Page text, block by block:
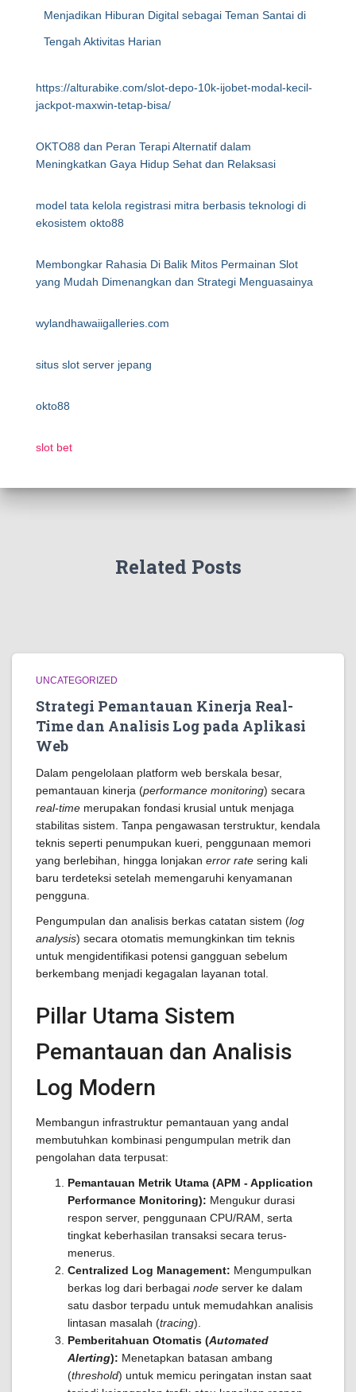
Menjadikan Hiburan Digital sebagai Teman Santai di
Tengah Aktivitas Harian
https://alturabike.com/slot-depo-10k-ijobet-modal-kecil-
jackpot-maxwin-tetap-bisa/
OKTO88 dan Peran Terapi Alternatif dalam
Meningkatkan Gaya Hidup Sehat dan Relaksasi
model tata kelola registrasi mitra berbasis teknologi di
ekosistem okto88
Membongkar Rahasia Di Balik Mitos Permainan Slot
yang Mudah Dimenangkan dan Strategi Menguasainya
wylandhawaiigalleries.com
situs slot server jepang
okto88
slot bet
Related Posts
UNCATEGORIZED
Strategi Pemantauan Kinerja Real-
Time dan Analisis Log pada Aplikasi
Web
Dalam pengelolaan platform web berskala besar,
pemantauan kinerja (performance monitoring) secara
real-time merupakan fondasi krusial untuk menjaga
stabilitas sistem. Tanpa pengawasan terstruktur, kendala
teknis seperti penumpukan kueri, penggunaan memori
yang berlebihan, hingga lonjakan error rate sering kali
baru terdeteksi setelah memengaruhi kenyamanan
pengguna.
Pengumpulan dan analisis berkas catatan sistem (log
analysis) secara otomatis memungkinkan tim teknis
untuk mengidentifikasi potensi gangguan sebelum
berkembang menjadi kegagalan layanan total.
Pillar Utama Sistem
Pemantauan dan Analisis
Log Modern
Membangun infrastruktur pemantauan yang andal
membutuhkan kombinasi pengumpulan metrik dan
pengolahan data terpusat:
Pemantauan Metrik Utama (APM - Application
Performance Monitoring): Mengukur durasi
respon server, penggunaan CPU/RAM, serta
tingkat keberhasilan transaksi secara terus-
menerus.
Centralized Log Management: Mengumpulkan
berkas log dari berbagai node server ke dalam
satu dasbor terpadu untuk memudahkan analisis
lintasan masalah (tracing).
Pemberitahuan Otomatis (Automated
Alerting): Menetapkan batasan ambang
(threshold) untuk memicu peringatan instan saat